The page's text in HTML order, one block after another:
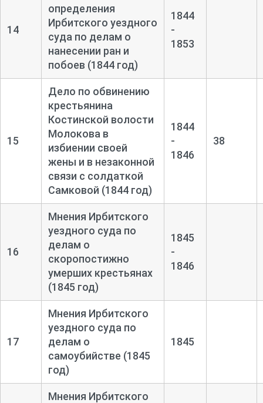
14
определения
Ирбитского уездного
суда по делам о
нанесении ран и
побоев (1844 год)
1844
-
1853
15
Дело по обвинению
крестьянина
Костинской волости
Молокова в
избиении своей
жены и в незаконной
связи с солдаткой
Самковой (1844 год)
1844
-
1846
38
16
Мнения Ирбитского
уездного суда по
делам о
скоропостижно
умерших крестьянах
(1845 год)
1845
-
1846
17
Мнения Ирбитского
уездного суда по
делам о
самоубийстве (1845
год)
1845
Мнения Ирбитского